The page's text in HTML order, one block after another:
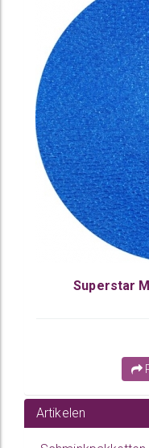
Superstar
Artikelen